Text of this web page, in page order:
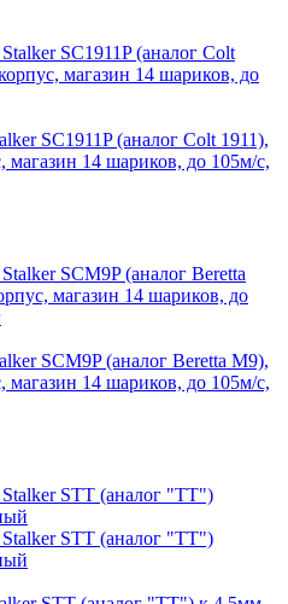
SC1911P (аналог Colt 1911),
магазин 14 шариков, до 105м/с,
SCM9P (аналог Beretta M9),
магазин 14 шариков, до 105м/с,